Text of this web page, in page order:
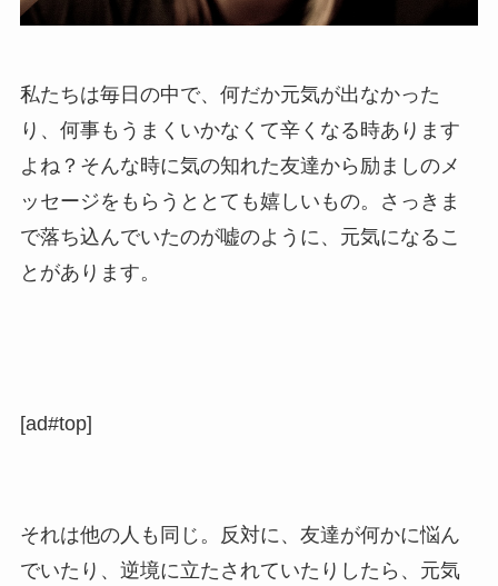
私たちは毎日の中で、何だか元気が出なかった
り、何事もうまくいかなくて辛くなる時あります
よね？そんな時に気の知れた友達から励ましのメ
ッセージをもらうととても嬉しいもの。さっきま
で落ち込んでいたのが嘘のように、元気になるこ
とがあります。
[ad#top]
それは他の人も同じ。反対に、友達が何かに悩ん
でいたり、逆境に立たされていたりしたら、元気